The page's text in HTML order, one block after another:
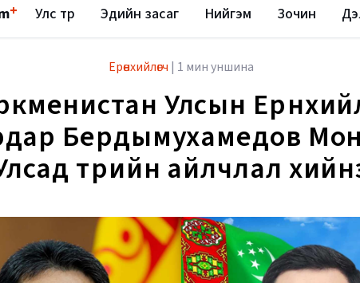
+ Улс төр Эдийн засаг Нийгэм Зочин
Ерөнхийлөгч | 1 мин уншина
Улсын
Бердымухамедов
төрийн айлчлал